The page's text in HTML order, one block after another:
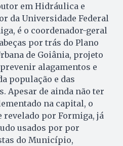
em Hidráulica e
da Universidade Federal
é o coordenador-geral
por trás do Plano
de Goiânia, projeto
alagamentos e
população e das
Apesar de ainda não ter
na capital, o
por Formiga, já
usados por por
do Município,